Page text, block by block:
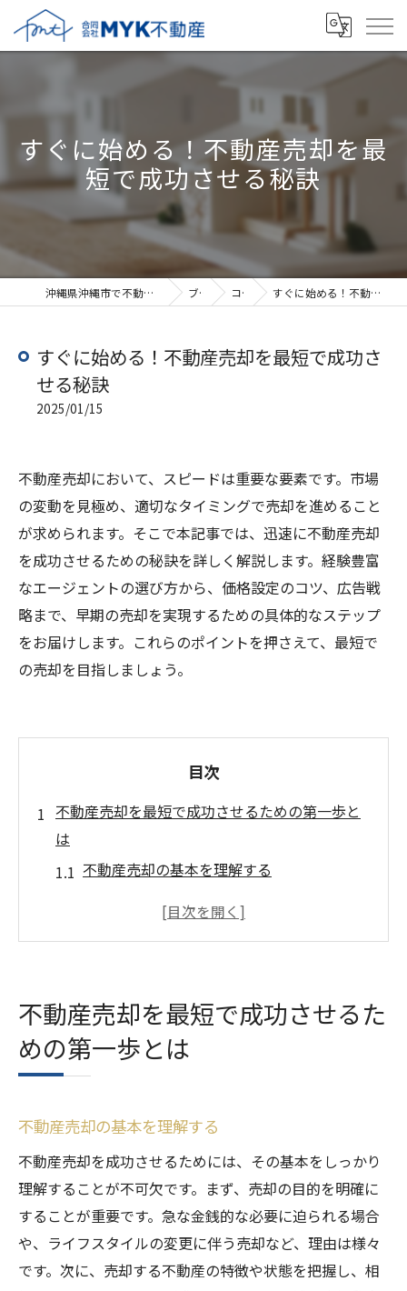
すぐに始める！不動産売却を最
短で成功させる秘訣
沖縄県沖縄市で不動産売却なら合同会社MYK不動産 ブログ コラム すぐに始める！不動産売却を最短で成功させる秘訣
すぐに始める！不動産売却を最短で成功さ
せる秘訣
2025/01/15
不動産売却において、スピードは重要な要素です。市場
の変動を見極め、適切なタイミングで売却を進めること
が求められます。そこで本記事では、迅速に不動産売却
を成功させるための秘訣を詳しく解説します。経験豊富
なエージェントの選び方から、価格設定のコツ、広告戦
略まで、早期の売却を実現するための具体的なステップ
をお届けします。これらのポイントを押さえて、最短で
の売却を目指しましょう。
目次
不動産売却を最短で成功させるための第一歩と
は
不動産売却の基本を理解する
ターゲット市場の特性を把握する
プロフェッショナルなサポートを求める
経験豊富なエージェントを選ぶ際のポイント
実績と評判の確認方法
ョン方法
エージェントが提供するサービス内容の比
較
エージェントの専門性と地域知識の重要性
不動産売却を最短で成功させるた
めの第一歩とは
不動産売却の基本を理解する
不動産売却を成功させるためには、その基本をしっかり
理解することが不可欠です。まず、売却の目的を明確に
することが重要です。急な金銭的な必要に迫られる場合
や、ライフスタイルの変更に伴う売却など、理由は様々
です。次に、売却する不動産の特徴や状態を把握し、相